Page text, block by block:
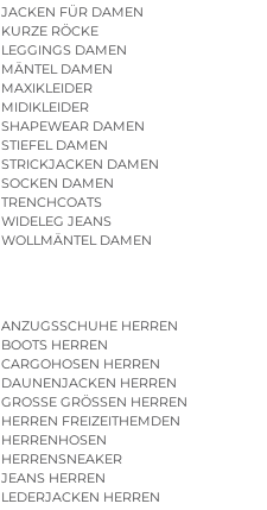
JACKEN FÜR DAMEN
KURZE RÖCKE
LEGGINGS DAMEN
MÄNTEL DAMEN
MAXIKLEIDER
MIDIKLEIDER
SHAPEWEAR DAMEN
STIEFEL DAMEN
STRICKJACKEN DAMEN
SOCKEN DAMEN
TRENCHCOATS
WIDELEG JEANS
WOLLMÄNTEL DAMEN
ANZUGSSCHUHE HERREN
BOOTS HERREN
CARGOHOSEN HERREN
DAUNENJACKEN HERREN
GROSSE GRÖSSEN HERREN
HERREN FREIZEITHEMDEN
HERRENHOSEN
HERRENSNEAKER
JEANS HERREN
LEDERJACKEN HERREN